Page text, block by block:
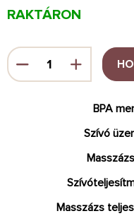
Egységár:
RAKTÁRON
BPA
Szívó
Masszázs